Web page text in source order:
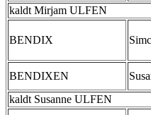
kaldt Mirjam ULFEN
BENDIX
BENDIXEN
kaldt Susanne ULFEN